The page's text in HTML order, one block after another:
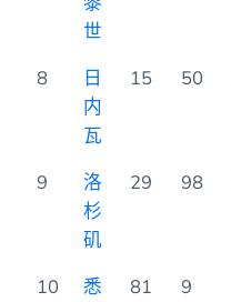
世
8
日
内
瓦
15 50
9
洛
杉
矶
29 98
10
悉
81 9